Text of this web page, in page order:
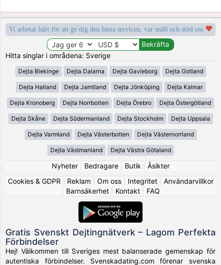
Vi arbetar hårt för att ge dig den bästa servicen, var snäll och stöd oss
Hitta singlar i områdena: Sverige
Dejta Blekinge Dejta Dalarna Dejta Gavleborg Dejta Gotland
Dejta Halland Dejta Jamtland Dejta Jönköping Dejta Kalmar
Dejta Kronoberg Dejta Norrbotten Dejta Örebro Dejta Östergötland
Dejta Skåne Dejta Södermanland Dejta Stockholm Dejta Uppsala
Dejta Varmland Dejta Västerbotten Dejta Västernorrland
Dejta Västmanland Dejta Västra Götaland
Nyheter| Bedragare| Butik
Åsikter
Cookies & GDPR
Reklam Om oss| Integritet| Användarvillkor
Barnsäkerhet| Kontakt| FAQ
Gratis Svenskt Dejtingnätverk – Lagom Perfekta
Förbindelser
Hej! Välkommen till Sveriges mest balanserade gemenskap för
autentiska förbindelser. Svenskadating.com förenar svenska